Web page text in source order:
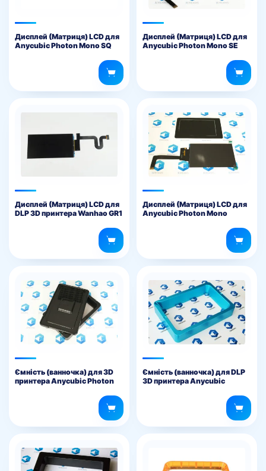
Дисплей (Матриця) LCD для
Anycubic Photon Mono SQ
Дисплей (Матриця) LCD для
Anycubic Photon Mono SE
Дисплей (Матриця) LCD для
DLP 3D принтера Wanhao GR1
Дисплей (Матриця) LCD для
Anycubic Photon Mono
Ємність (ванночка) для 3D
принтера Anycubic Photon
Ємність (ванночка) для DLP
3D принтера Anycubic